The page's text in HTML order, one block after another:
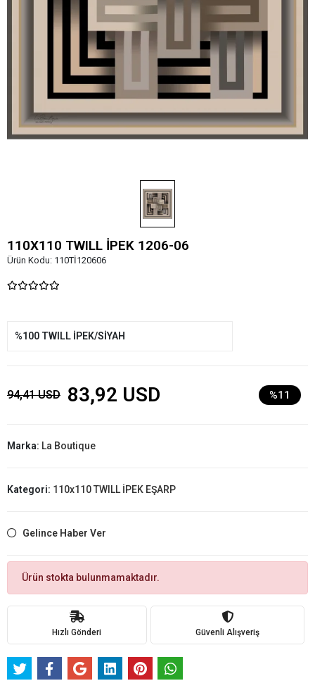
110X110 TWILL İPEK 1206-06
Ürün Kodu: 110Tİ120606
%100 TWILL İPEK/SİYAH
94,41 USD 83,92 USD %11
Marka: La Boutique
Kategori: 110x110 TWILL İPEK EŞARP
Gelince Haber Ver
Ürün stokta bulunmamaktadır.
Hızlı Gönderi Güvenli Alışveriş